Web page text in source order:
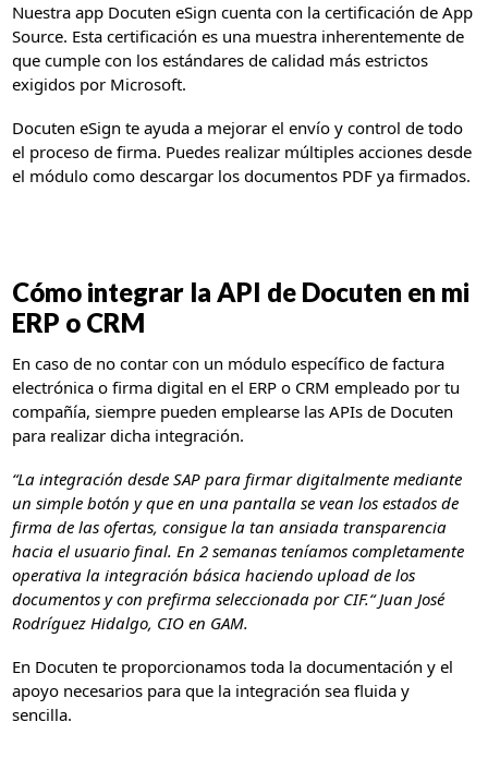
Nuestra app Docuten eSign cuenta con la certificación de App
Source. Esta certificación es una muestra inherentemente de
que cumple con los estándares de calidad más estrictos
exigidos por Microsoft.
Docuten eSign te ayuda a mejorar el envío y control de todo
el proceso de firma. Puedes realizar múltiples acciones desde
el módulo como descargar los documentos PDF ya firmados.
Cómo integrar la API de Docuten en mi
ERP o CRM
En caso de no contar con un módulo específico de factura
electrónica o firma digital en el ERP o CRM empleado por tu
compañía, siempre pueden emplearse las APIs de Docuten
para realizar dicha integración.
“La integración desde SAP para firmar digitalmente mediante
un simple botón y que en una pantalla se vean los estados de
firma de las ofertas, consigue la tan ansiada transparencia
hacia el usuario final. En 2 semanas teníamos completamente
operativa la integración básica haciendo upload de los
documentos y con prefirma seleccionada por CIF.“ Juan José
Rodríguez Hidalgo, CIO en GAM.
En Docuten te proporcionamos toda la documentación y el
apoyo necesarios para que la integración sea fluida y
sencilla.